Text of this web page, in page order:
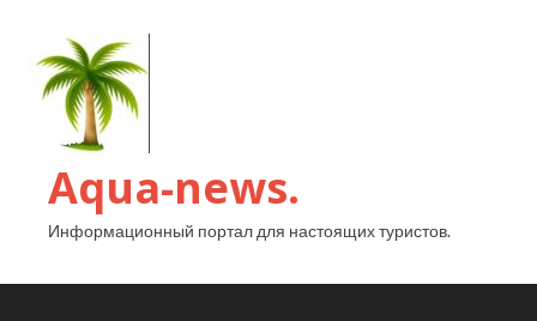
Aqua-news.
Информационный портал для настоящих туристов.